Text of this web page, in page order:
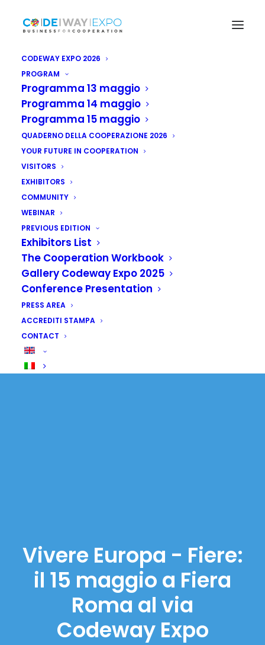
CODEWAY EXPO 2026
PROGRAM
Programma 13 maggio
Programma 14 maggio
Programma 15 maggio
QUADERNO DELLA COOPERAZIONE 2026
YOUR FUTURE IN COOPERATION
VISITORS
EXHIBITORS
COMMUNITY
WEBINAR
PREVIOUS EDITION
Exhibitors List
The Cooperation Workbook
Gallery Codeway Expo 2025
Conference Presentation
PRESS AREA
ACCREDITI STAMPA
CONTACT
Vivere Europa - Fiere:
il 15 maggio a Fiera
Roma al via
Codeway Expo